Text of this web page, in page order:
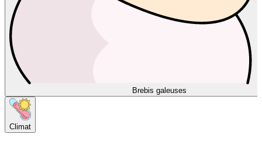
Brebis galeuses
Climat